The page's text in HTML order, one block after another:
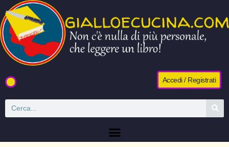
Accedi / Registrati